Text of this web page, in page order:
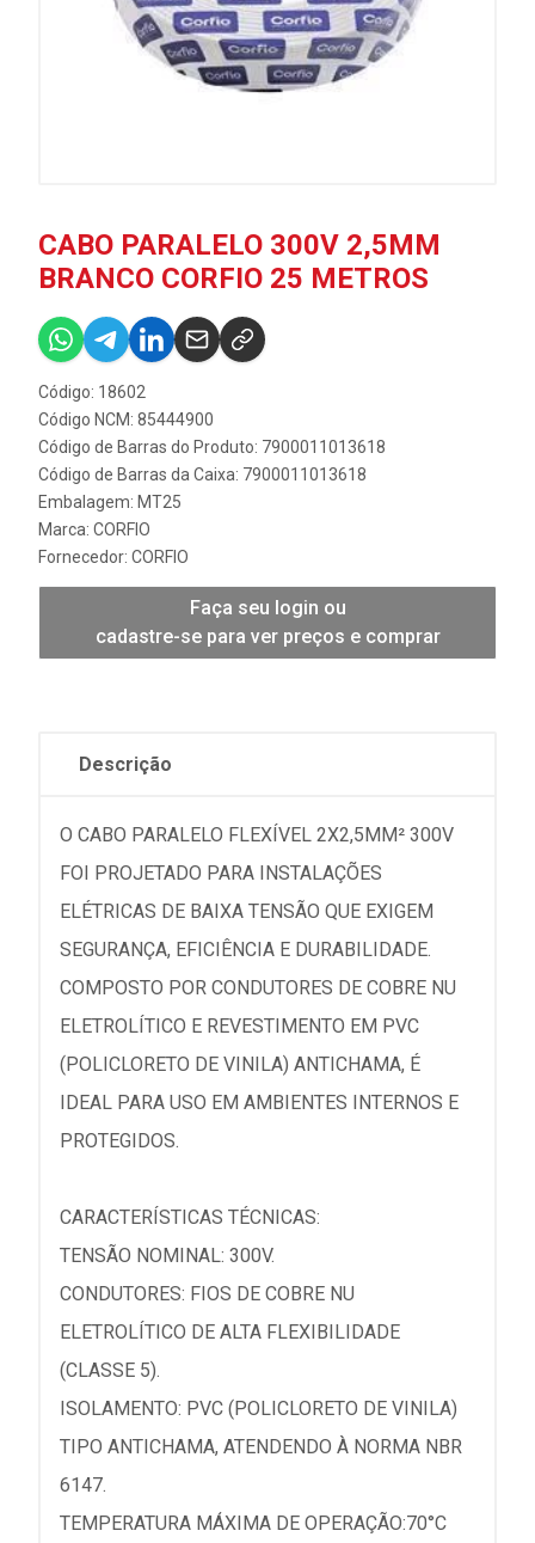
CABO PARALELO 300V 2,5MM
BRANCO CORFIO 25 METROS
Código: 18602
Código NCM: 85444900
Código de Barras do Produto: 7900011013618
Código de Barras da Caixa: 7900011013618
Embalagem: MT25
Marca: CORFIO
Fornecedor: CORFIO
Faça seu login ou
cadastre-se para ver preços e comprar
Descrição
O CABO PARALELO FLEXÍVEL 2X2,5MM² 300V
FOI PROJETADO PARA INSTALAÇÕES
ELÉTRICAS DE BAIXA TENSÃO QUE EXIGEM
SEGURANÇA, EFICIÊNCIA E DURABILIDADE.
COMPOSTO POR CONDUTORES DE COBRE NU
ELETROLÍTICO E REVESTIMENTO EM PVC
(POLICLORETO DE VINILA) ANTICHAMA, É
IDEAL PARA USO EM AMBIENTES INTERNOS E
PROTEGIDOS.
CARACTERÍSTICAS TÉCNICAS:
TENSÃO NOMINAL: 300V.
CONDUTORES: FIOS DE COBRE NU
ELETROLÍTICO DE ALTA FLEXIBILIDADE
(CLASSE 5).
ISOLAMENTO: PVC (POLICLORETO DE VINILA)
TIPO ANTICHAMA, ATENDENDO À NORMA NBR
6147.
TEMPERATURA MÁXIMA DE OPERAÇÃO:70°C